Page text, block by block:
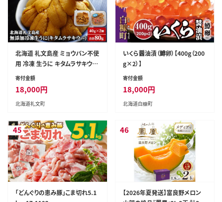
北海道 礼文島産 ミョウバン不使
用 冷凍 生うに キタムラサキウニ
40g×2個［野崎水産］【 うに ウニ
ニ 海鮮 うに丼 濃厚 甘み 】
寄付金額
18,000円
北海道礼文町
いくら醤油漬（鱒卵）【400g（200
g×2）】
寄付金額
18,000円
北海道白糠町
45
「どんぐりの恵み豚」こま切れ5.1
46
【2026年夏発送】富良野メロン